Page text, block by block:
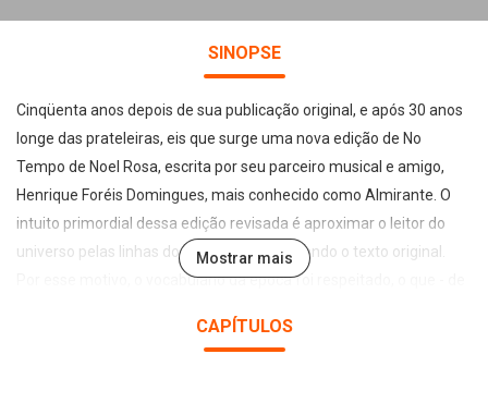
SINOPSE
Cinqüenta anos depois de sua publicação original, e após 30 anos
longe das prateleiras, eis que surge uma nova edição de No
Tempo de Noel Rosa, escrita por seu parceiro musical e amigo,
Henrique Foréis Domingues, mais conhecido como Almirante. O
intuito primordial dessa edição revisada é aproximar o leitor do
universo pelas linhas do autor, pouco alterando o texto original.
Por esse motivo, o vocabulário da época foi respeitado, o que - de
Mostrar mais
CAPÍTULOS